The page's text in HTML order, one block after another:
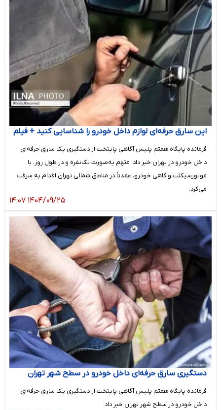
این سارق حرفه‌ای لوازم داخل خودرو را شناسایی کنید + فیلم
فرمانده پایگاه هفتم پلیس آگاهی پایتخت از دستگیری یک سارق حرفه‌ای
داخل خودرو در تهران خبر داد. متهم به‌صورت تک‌نفره و در طول روز، با
موتورسیکلت و گاهی خودرو، عمدتاً در مناطق شمالی تهران اقدام به سرقت
می‌کرد.
۱۴۰۴/۰۹/۲۵ ۱۴:۰۷
دستگیری سارق حرفه‌ای داخل خودرو در سطح شهر تهران
فرمانده پایگاه هفتم پلیس آگاهی پایتخت از دستگیری یک سارق حرفه‌ای
داخل خودرو در سطح شهر تهران خبر داد.